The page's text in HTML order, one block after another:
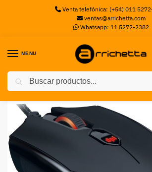
Venta telefónica: (+54) 011
ventas@arrichetta.com
Whatsapp: 11 5272-2382
MENU
Inicio Mouse Gaming / MOUSE GENIUS GAMING